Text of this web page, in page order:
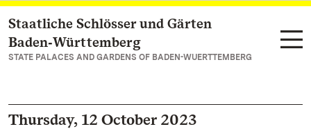
Navigate to main page
Staatliche Schlösser und Gärten
Baden‑Württemberg
STATE PALACES AND GARDENS OF BADEN-WUERTTEMBERG
Thursday, 12 October 2023